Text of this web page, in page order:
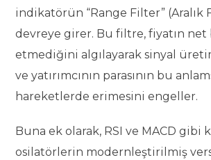
indikatörün “Range Filter” (Aralık
devreye girer. Bu filtre, fiyatın net
etmediğini algılayarak sinyal
ve yatırımcının parasının bu
hareketlerde erimesini engeller.
Buna ek olarak, RSI ve MACD gibi
osilatörlerin modernleştirilmiş